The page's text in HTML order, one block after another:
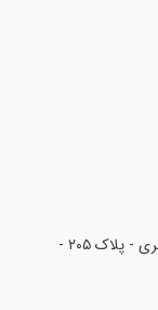
مشهد - بلوار بعثت - بین بعثت ۱۱ و تقاطع منتظری - پلاک ۲۰۵ -